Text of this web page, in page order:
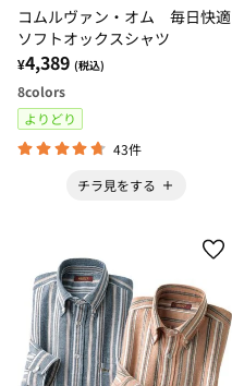
コムルヴァン・オム 毎日快適
ソフトオックスシャツ
¥4,389 (税込)
8colors
よりどり
43件
チラ見をする